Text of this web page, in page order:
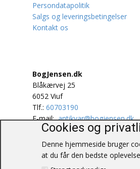
Mad
Musik
Naturen
Oldtidskundskab
Ordbøger
Øvrige
Persondatapolitik
Salgs og leveringsbetingelser
Kontakt os
BogJensen.dk
Blåkærvej 25
6052 Viuf
Tlf.: 60703190
E-mail:antikvar@bogjensen.dk
CVR-nummer: 26306469
© BogJensen.dk – Alle
forbeholdes.
Cookies og
Denne hjemmeside bruger
at du får den bedste